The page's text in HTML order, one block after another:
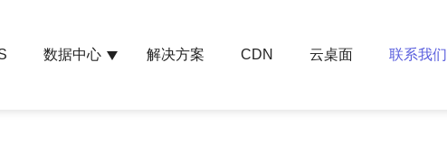
数据中心 解决方案 CDN 云桌面 联系我们